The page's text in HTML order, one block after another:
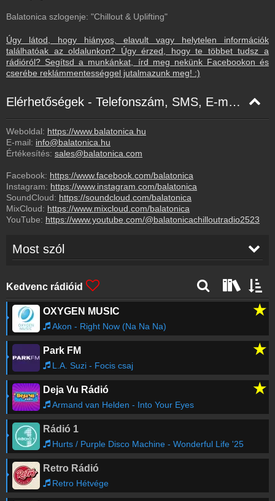
Balatonica szlogenje: "Chillout & Uplifting"
Úgy látod, hogy hiányos, elavult vagy helytelen információk
találhatóak az oldalunkon? Úgy érzed, hogy te többet tudsz a
rádióról? Segítsd a munkánkat, írd meg nekünk Facebookon és
cserébe reklámmentességgel jutalmazunk meg! :)
Elérhetőségek - Telefonszám, SMS, E-mail, Facebook
Weboldal: https://www.balatonica.hu
E-mail: info@balatonica.hu
Értékesítés: sales@balatonica.com
Facebook: https://www.facebook.com/balatonica
Instagram: https://www.instagram.com/balatonica
SoundCloud: https://soundcloud.com/balatonica
MixCloud: https://www.mixcloud.com/balatonica
YouTube: https://www.youtube.com/@balatonicachilloutradio2523
Most szól
Mix)
13:56 Norah Jones
13:51 Sugarman
13:48
Jean Michel Vallet, Claire Michael & Patrick
Chartol- Just A Story
13:44 Olly Wall
13:38 Julius Papp, Lisa Shaw
Storm Mix)
Kedvenc rádióid
OXYGEN MUSIC ★
Akon - Right Now (Na Na Na)
Park FM ★
L.A. Suzi - Focis csaj
Deja Vu Rádió ★
Armand van Helden - Into Your Eyes
Rádió 1
Hurts / Purple Disco Machine - Wonderful Life '25
Retro Rádió
Retro Hétvége